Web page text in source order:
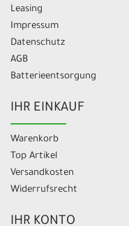
Leasing
Impressum
Datenschutz
AGB
Batterieentsorgung
IHR EINKAUF
Warenkorb
Top Artikel
Versandkosten
Widerrufsrecht
IHR KONTO